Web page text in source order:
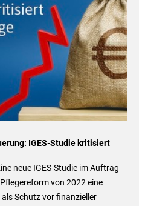
IGES-Studie kritisiert
neue IGES-Studie im Auftrag
von 2022 eine
Schutz vor finanzieller